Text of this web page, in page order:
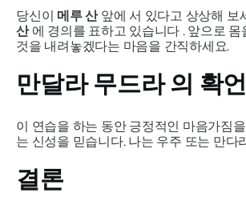
당신이 메루산앞에 서 있다고 상상해 보
산에 경의를 표하고 있습니다 . 앞으로 몸
것을 내려놓겠다는 마음을 간직하세요.
만달라 무드라의 확언
이 연습을 하는 동안 긍정적인 마음가짐
는 신성을 믿습니다. 나는 우주 또는 만다
결론